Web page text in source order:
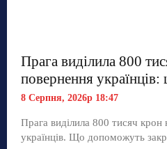
Прага виділила 800
повернення
8 Серпня, 2026р 18:47
Прага виділила 800 тисяч
українців. Що допоможуть